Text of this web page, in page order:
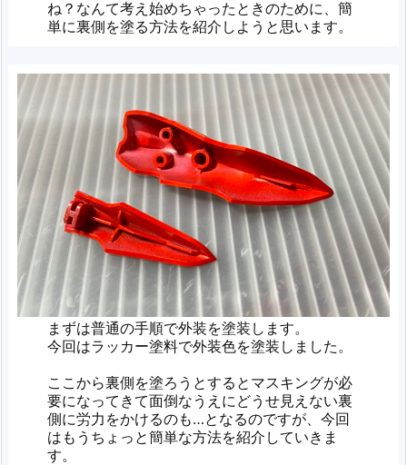
ね？なんて考え始めちゃったときのために、簡
単に裏側を塗る方法を紹介しようと思います。
まずは普通の手順で外装を塗装します。
今回はラッカー塗料で外装色を塗装しました。
ここから裏側を塗ろうとするとマスキングが必
要になってきて面倒なうえにどうせ見えない裏
側に労力をかけるのも…となるのですが、今回
はもうちょっと簡単な方法を紹介していきま
す。